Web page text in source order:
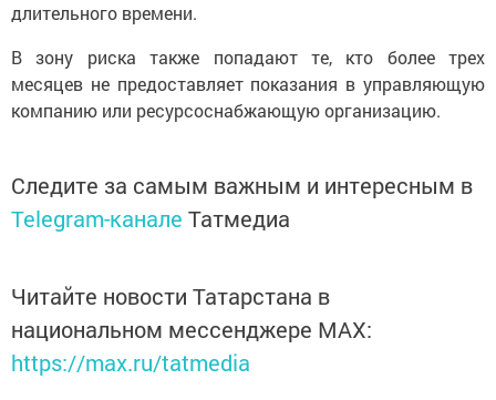
длительного времени.
В зону риска также попадают те, кто более трех
месяцев не предоставляет показания в управляющую
компанию или ресурсоснабжающую организацию.
Следите за самым важным и интересным в
Telegram-канале Татмедиа
Читайте новости Татарстана в
национальном мессенджере MАХ:
https://max.ru/tatmedia